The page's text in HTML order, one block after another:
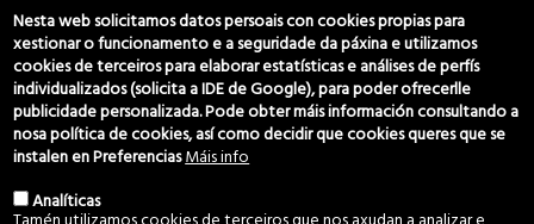
(+34) 986 469 692
666 029 280
607 060 949
c.montes@vincios.org
coordinador@vincios.org
Síguenos
Nesta web solicitamos datos persoais con cookies propias para
xestionar o funcionamento e a seguridade da páxina e utilizamos
cookies de terceiros para elaborar estatísticas e análises de perfís
individualizados (solicita a IDE de Google), para poder ofrecerlle
publicidade personalizada. Pode obter máis información consultando a
nosa política de cookies, así como decidir que cookies queres que se
instalen en PreferenciasMáis info
Analíticas